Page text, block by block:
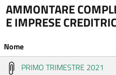
AMMONTARE
E IMPRESE
Nome
PRIMO TRIMESTRE 2021